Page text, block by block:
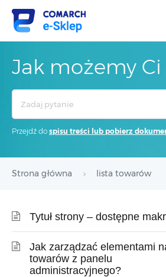
Jak możemy
Przejdź do spisu treści lub pobierz
Strona główna lista towarów
Tytuł strony – dostępne
Jak zarządzać elementami
towarów z panelu
administracyjnego?